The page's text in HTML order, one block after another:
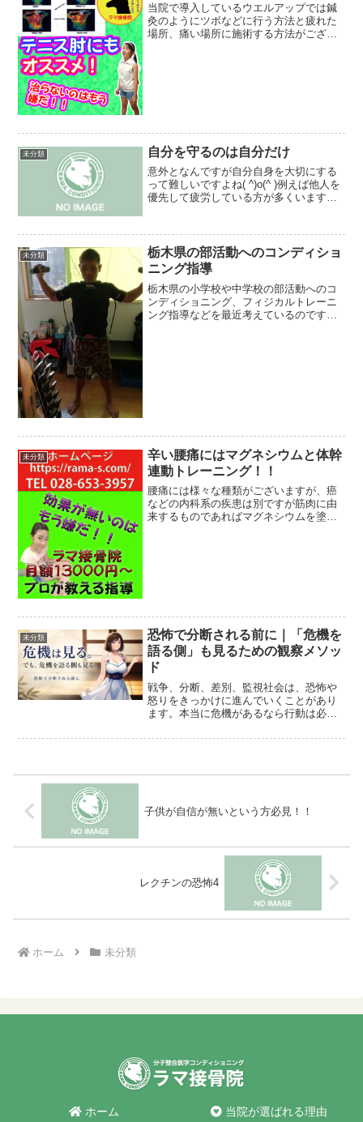
当院で導入しているウエルアップでは鍼
灸のようにツボなどに行う方法と疲れた
場所、痛い場所に施術する方法がござい
未分類 自分を守るのは自分だけ
意外となんですが自分自身を大切にする
って難しいですよね( ^)o(^ )例えば他人を
優先して疲労している方が多くいます
ぎた結果ですよね？あなたの人生は誰が
何と言おうとあ...
未分類
栃木県の部活動へのコンディショ
ニング指導
栃木県の小学校や中学校の部活動へのコ
ンディショニング、フィジカルトレーニ
ング指導などを最近考えているのです
未分類
辛い腰痛にはマグネシウムと体幹
連動トレーニング！！
腰痛には様々な種類がございますが、癌
などの内科系の疾患は別ですが筋肉に由
来するものであればマグネシウムを塗
未分類
恐怖で分断される前に｜「危機を
語る側」も見るための観察メソッ
ド
戦争、分断、差別、監視社会は、恐怖や
怒りをきっかけに進んでいくことがあり
ます。本当に危機があるなら行動は必要
何のために語っているのかを見極める視
の観察メソッドを考えます。
子供が自信が無いという方必見！！
レクチンの恐怖4
ホーム 未分類
ホーム 当院が選ばれる理由